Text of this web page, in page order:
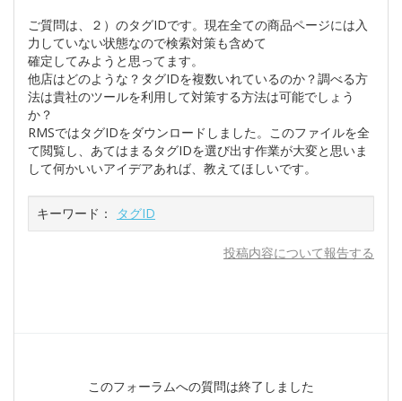
ご質問は、２）のタグIDです。現在全ての商品ページには入
力していない状態なので検索対策も含めて
確定してみようと思ってます。
他店はどのような？タグIDを複数いれているのか？調べる方
法は貴社のツールを利用して対策する方法は可能でしょう
か？
RMSではタグIDをダウンロードしました。このファイルを全
て閲覧し、あてはまるタグIDを選び出す作業が大変と思いま
して何かいいアイデアあれば、教えてほしいです。
キーワード： タグID
投稿内容について報告する
このフォーラムへの質問は終了しました